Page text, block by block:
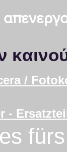
/
-